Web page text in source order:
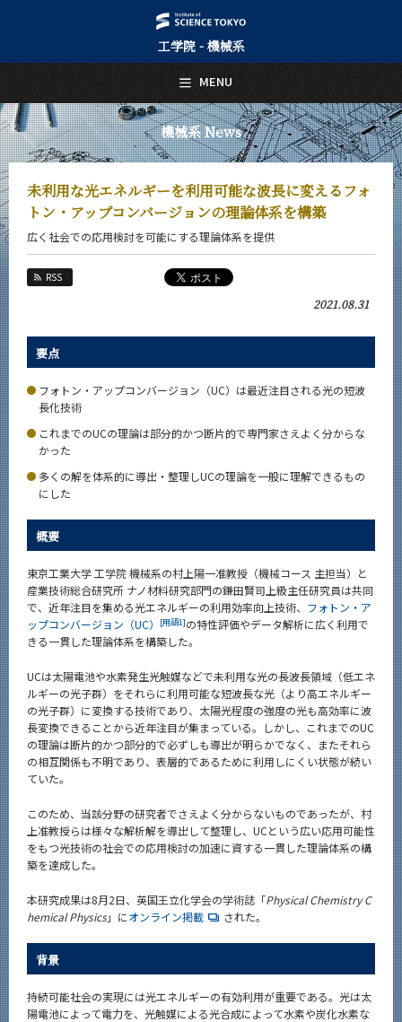
工学院 - 機械系
機械系 News
未利用な光エネルギーを利用可能な波長に変えるフォ
トン・アップコンバージョンの理論体系を構築
広く社会での応用検討を可能にする理論体系を提供
RSS
2021.08.31
要点
フォトン・アップコンバージョン（UC）は最近注目される光の短波
長化技術
これまでのUCの理論は部分的かつ断片的で専門家さえよく分からな
かった
多くの解を体系的に導出・整理しUCの理論を一般に理解できるもの
にした
概要
東京工業大学 工学院 機械系の村上陽一准教授（機械コース 主担当）と
産業技術総合研究所 ナノ材料研究部門の鎌田賢司上級主任研究員は共同
で、近年注目を集める光エネルギーの利用効率向上技術、 フォトン・ア
ップコンバージョン（UC）
[用語1]の特性評価やデータ解析に広く利用で
きる一貫した理論体系を構築した。
UCは太陽電池や水素発生光触媒などで未利用な光の長波長領域（低エネ
ルギーの光子群）をそれらに利用可能な短波長な光（より高エネルギー
の光子群）に変換する技術であり、太陽光程度の強度の光も高効率に波
長変換できることから近年注目が集まっている。しかし、これまでのUC
の理論は断片的かつ部分的で必ずしも導出が明らかでなく、またそれら
の相互関係も不明であり、表層的であるために利用しにくい状態が続い
ていた。
このため、当該分野の研究者でさえよく分からないものであったが、村
上准教授らは様々な解析解を導出して整理し、UCという広い応用可能性
をもつ光技術の社会での応用検討の加速に資する一貫した理論体系の構
築を達成した。
本研究成果は8月2日、英国王立化学会の学術誌「Physical Chemistry C
hemical Physics」にオンライン掲載 された。
背景
持続可能社会の実現には光エネルギーの有効利用が重要である。光は太
陽電池によって電力を、光触媒による光合成によって水素や炭化水素な
MENU
日本語 English
トップページ
Top Page
機械系について
About Us
Education
教員・研究室
入学案内
機械系 News
News
News 一覧
カテゴリ別
月別
イベントカレンダー
Event Calendar
サイト構成
系詳細情報